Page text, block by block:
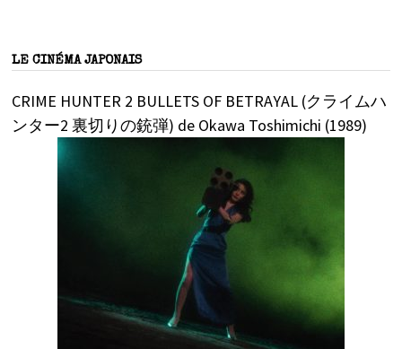
LE CINÉMA JAPONAIS
CRIME HUNTER 2 BULLETS OF BETRAYAL (クライムハ
ンター2 裏切りの銃弾) de Okawa Toshimichi (1989)